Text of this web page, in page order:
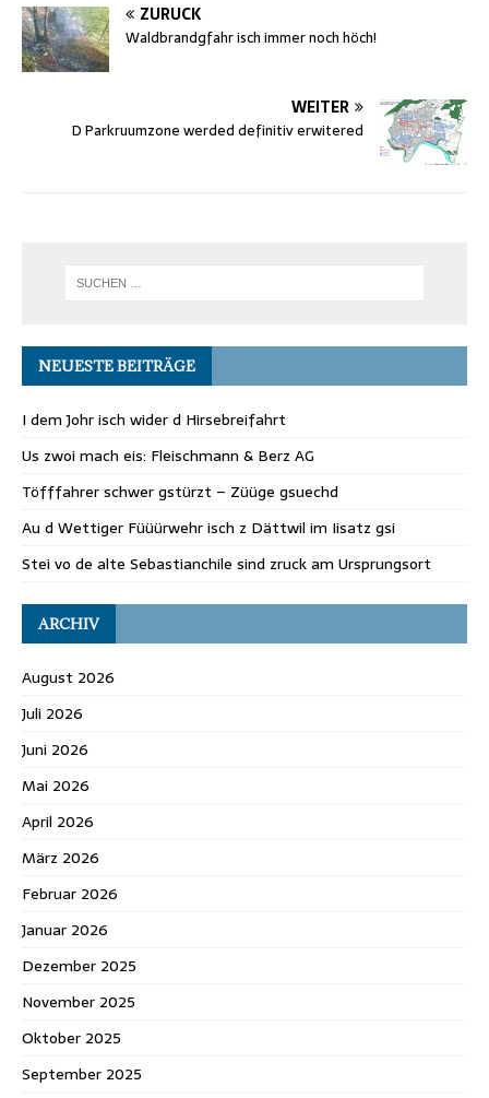
ZURÜCK
Waldbrandgfahr isch immer noch höch!
WEITER
D Parkruumzone werded definitiv erwitered
NEUESTE BEITRÄGE
I dem Johr isch wider d Hirsebreifahrt
Us zwoi mach eis: Fleischmann & Berz AG
Töfffahrer schwer gstürzt – Züüge gsuechd
Au d Wettiger Füüürwehr isch z Dättwil im Iisatz gsi
Stei vo de alte Sebastianchile sind zruck am Ursprungsort
ARCHIV
August 2026
Juli 2026
Juni 2026
Mai 2026
April 2026
März 2026
Februar 2026
Januar 2026
Dezember 2025
November 2025
Oktober 2025
September 2025